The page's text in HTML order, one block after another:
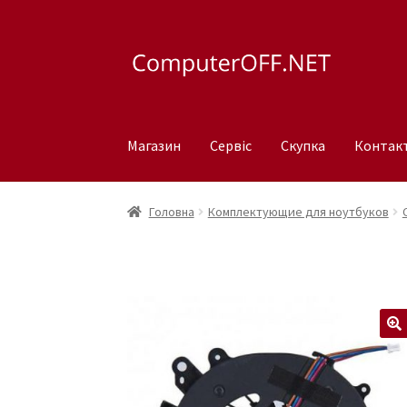
до
до
Магазин Сервіс Скупка
Головна Комплектующие для ноутбуков
🔍